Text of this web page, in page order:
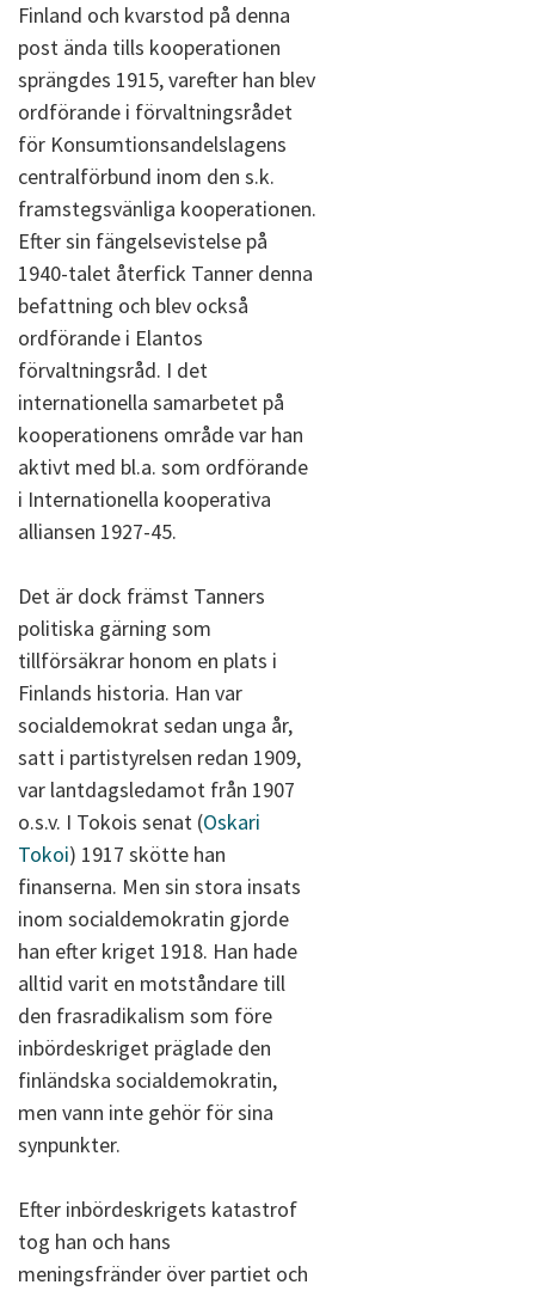
Finland och kvarstod på denna
post ända tills kooperationen
sprängdes 1915, varefter han blev
ordförande i förvaltningsrådet
för Konsumtionsandelslagens
centralförbund inom den s.k.
framstegsvänliga kooperationen.
Efter sin fängelsevistelse på
1940-talet återfick Tanner denna
befattning och blev också
ordförande i Elantos
förvaltningsråd. I det
internationella samarbetet på
kooperationens område var han
aktivt med bl.a. som ordförande
i Internationella kooperativa
alliansen 1927-45.
Det är dock främst Tanners
politiska gärning som
tillförsäkrar honom en plats i
Finlands historia. Han var
socialdemokrat sedan unga år,
satt i partistyrelsen redan 1909,
var lantdagsledamot från 1907
o.s.v. I Tokois senat (Oskari
Tokoi) 1917 skötte han
finanserna. Men sin stora insats
inom socialdemokratin gjorde
han efter kriget 1918. Han hade
alltid varit en motståndare till
den frasradikalism som före
inbördeskriget präglade den
finländska socialdemokratin,
men vann inte gehör för sina
synpunkter.
Efter inbördeskrigets katastrof
tog han och hans
meningsfränder över partiet och